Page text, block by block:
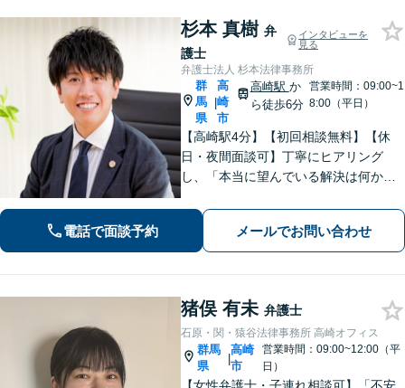
杉本 真樹 弁
護士
インタビューを
見る
弁護士法人 杉本法律事務所
群
馬
県
|
高
崎
市
高崎駅 か
ら徒歩6分
営業時間：09:00~1
8:00（平日）
【高崎駅4分】【初回相談無料】【休
日・夜間面談可】丁寧にヒアリング
し、「本当に望んでいる解決は何か」
きめ細やかな対応で、依頼者さまにご
満足いただけるように心がけておりま
す。お悩みの際は、ぜひご相談くださ
い。
電話で面談予約 メールでお問い合わせ
猪俣 有未 弁護士
石原・関・猿谷法律事務所 高崎オフィス
群馬
県
|
高崎
市
営業時間：09:00~12:00（平
日）